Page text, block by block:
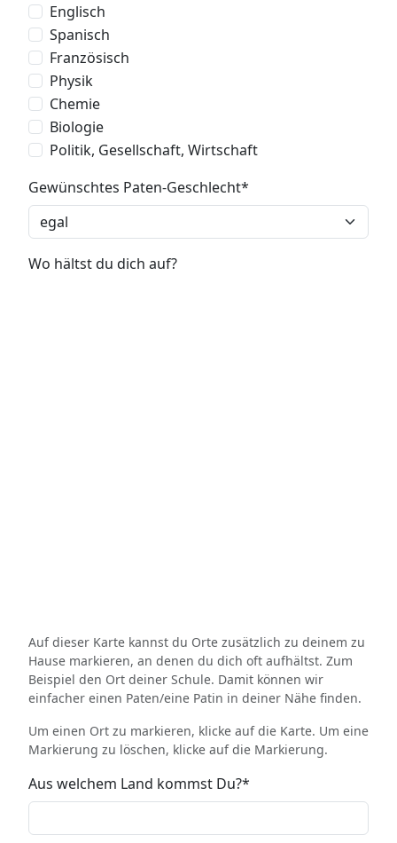
Englisch
Spanisch
Französisch
Physik
Chemie
Biologie
Politik, Gesellschaft, Wirtschaft
Gewünschtes Paten-Geschlecht
Wo hältst du dich auf?
Auf dieser Karte kannst du Orte zusätzlich zu deinem zu
Hause markieren, an denen du dich oft aufhältst. Zum
Beispiel den Ort deiner Schule. Damit können wir
einfacher einen Paten/eine Patin in deiner Nähe finden.
Um einen Ort zu markieren, klicke auf die Karte. Um eine
Markierung zu löschen, klicke auf die Markierung.
Aus welchem Land kommst Du?